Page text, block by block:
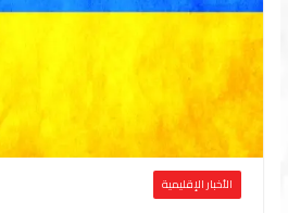
الأخبار الإقليمية